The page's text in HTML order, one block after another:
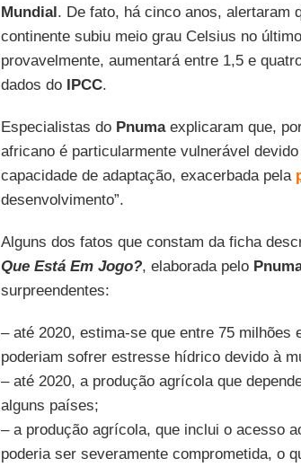
Mundial. De fato, há cinco anos, alertaram
continente subiu meio grau Celsius no
provavelmente, aumentará entre 1,5 e
dados do IPCC.
Especialistas do Pnumaexplicaram que,
africano é particularmente vulnerável
capacidade de adaptação, exacerbada pela
desenvolvimento”.
Alguns dos fatos que constam da ficha
Que Está Em Jogo?, elaborada pelo
surpreendentes:
– até 2020, estima-se que entre 75 milhões
poderiam sofrer estresse hídrico devido à
– até 2020, a produção agrícola que
alguns países;
– a produção agrícola, que inclui o acesso
poderia ser severamente comprometida, o